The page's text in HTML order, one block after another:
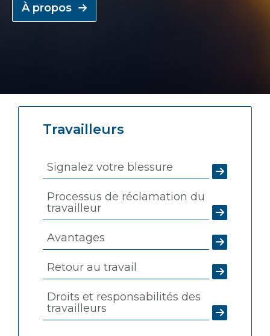
À propos
Travailleurs
Signalez votre blessure
Processus de réclamation du
travailleur
Avantages
Retour au travail
Droits et responsabilités des
travailleurs